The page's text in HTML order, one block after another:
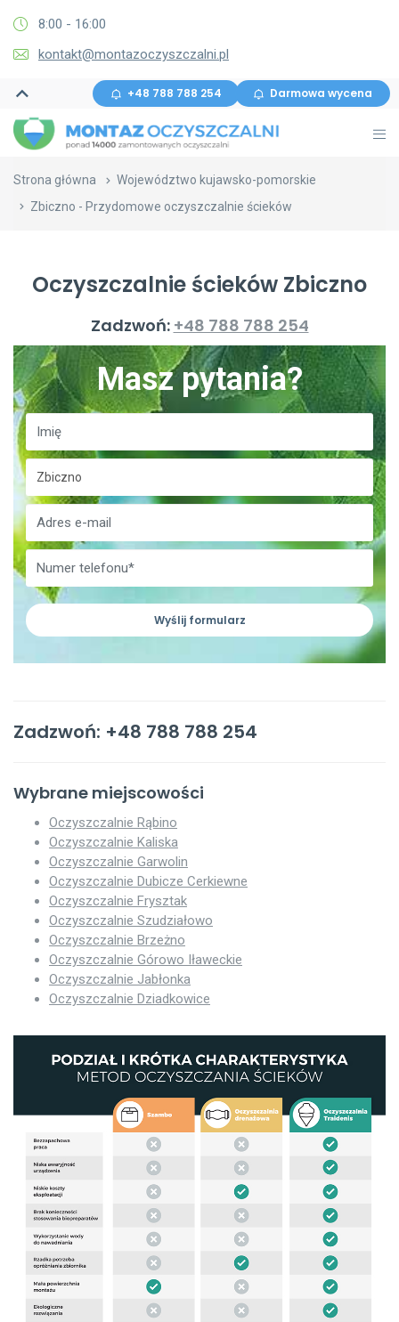
8:00 - 16:00
kontakt@montazoczyszczalni.pl
+48 788 788 254 Darmowa wycena
Strona główna
Województwo kujawsko-pomorskie
Zbiczno - Przydomowe oczyszczalnie ścieków
Oczyszczalnie ścieków Zbiczno
Zadzwoń: +48 788 788 254
Masz pytania?
Wyślij formularz
Zadzwoń: +48 788 788 254
Wybrane miejscowości
Oczyszczalnie Rąbino
Oczyszczalnie Kaliska
Oczyszczalnie Garwolin
Oczyszczalnie Dubicze Cerkiewne
Oczyszczalnie Frysztak
Oczyszczalnie Szudziałowo
Oczyszczalnie Brzeżno
Oczyszczalnie Górowo Iławeckie
Oczyszczalnie Jabłonka
Oczyszczalnie Dziadkowice